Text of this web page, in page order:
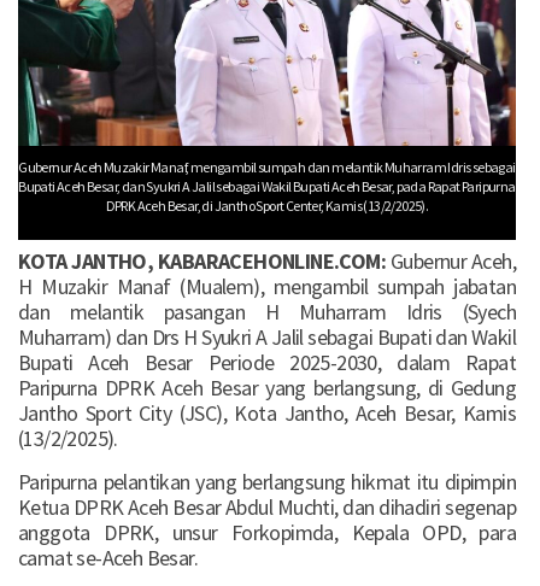
Gubernur Aceh Muzakir Manaf, mengambil sumpah dan melantik Muharram Idris sebagai
Bupati Aceh Besar, dan Syukri A Jalil sebagai Wakil Bupati Aceh Besar, pada Rapat Paripurna
DPRK Aceh Besar, di Jantho Sport Center, Kamis (13/2/2025).
KOTA JANTHO, KABARACEHONLINE.COM: Gubernur Aceh,
H Muzakir Manaf (Mualem), mengambil sumpah jabatan
dan melantik pasangan H Muharram Idris (Syech
Muharram) dan Drs H Syukri A Jalil sebagai Bupati dan Wakil
Bupati Aceh Besar Periode 2025-2030, dalam Rapat
Paripurna DPRK Aceh Besar yang berlangsung, di Gedung
Jantho Sport City (JSC), Kota Jantho, Aceh Besar, Kamis
(13/2/2025).
Paripurna pelantikan yang berlangsung hikmat itu dipimpin
Ketua DPRK Aceh Besar Abdul Muchti, dan dihadiri segenap
anggota DPRK, unsur Forkopimda, Kepala OPD, para
camat se-Aceh Besar.